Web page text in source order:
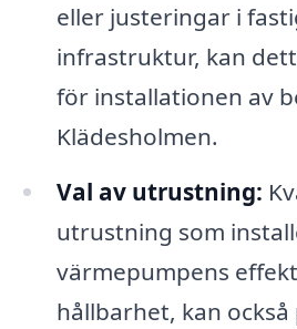
eller justeringar i
infrastruktur, kan
för installationen av
Klädesholmen.
Val av utrustning:
utrustning som
värmepumpens
hållbarhet, kan också